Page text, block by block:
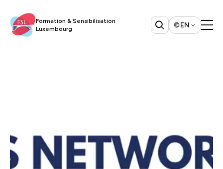
Formation & Sensibilisation
Luxembourg​​​​‌ ‍ ​‍​‍‌‍ ‌ ​‍‌‍‍‌‌‍‌ ‌‍‍‌‌‍ ‍​‍​‍​ ‍‍​‍​‍‌ ​ ‌‍​‌‌‍ ‍‌‍‍‌‌ ‌​‌ ‍‌​‍ ‍‌‍‍‌‌‍ ​‍​‍​‍ ​​‍​‍‌‍‍​‌ ​‍‌‍‌‌‌‍‌‍​‍​‍​ ‍‍​‍​‍​‍ ‌ ​ ‌ ‌​‌ ‌‌‌‍‌​‌‍‍‌‌‍ ​‍ ‌‍‍‌‌‍ ‍‌ ‌​‌‍‌‌‌‍ ‍‌ ‌​​‍ ‌‍‌‌‌‍‌​‌‍‍‌‌ ‌​​‍ ‌‍ ‌‌‍ ‌‍‌​‌‍‌‌​ ‌‌ ​​‌ ​‍‌‍‌‌‌ ​ ‌‍‌‌‌‍ ‍‌ ‌​‌‍​‌‌ ‌​‌‍‍‌‌‍ ‌‍ ‍​ ‍ ‌‍‍‌‌‍‌​​ ‌‌ ​ ‌‍‍‌‌ ‌​‌‍‌‌‌‌​ ‌‍‌‌‌ ‌​‌ ‌​‌‍‍‌‌‍ ‍‌‍‌ ‌ ​ ​ ‍ ‌ ‌​‌ ‍‌‌ ​​‌‍‌‌​ ‌‌ ​ ‌‍‍‌‌ ‌​‌‍‌‌‌‌​ ‌‍‌‌‌ ‌​‌ ‌​‌‍‍‌‌‍ ‍‌‍‌ ‌ ​ ​ ‍ ‌ ​​‌‍​‌‌ ‌​‌‍‍​​ ‌‌‍​‍‌ ​‍‌‍​‌‌‍ ‍‌‍‌​‌‍‍‌‌‍ ‍‌‍‌ ​‍ ‍‌‍​‍‌ ​‍‌‍​‌‌‍ ‍‌‍‌​‌​ ‍‌‍​‌‌‍ ‌‌‍‌‌​ ‌‍​‍‌‍​‌‌ ​ ‌‍‌‌‌‌‌‌‌ ​‍‌‍ ​​ ‌​‍‌‌​ ​‍‌​‌‍‌ ​ ‌ ‌​‌ ‌‌‌‍‌​‌‍‍‌‌‍ ​‍‌‍‌‍‍‌‌‍‌​​ ‌‌ ​ ‌‍‍‌‌ ‌​‌‍‌‌‌‌​ ‌‍‌‌‌ ‌​‌ ‌​‌‍‍‌‌‍ ‍‌‍‌ ‌ ​ ​‍‌‍‌ ‌​‌ ‍‌‌ ​​‌‍‌‌​ ‌‌ ​ ‌‍‍‌‌ ‌​‌‍‌‌‌‌​ ‌‍‌‌‌ ‌​‌ ‌​‌‍‍‌‌‍ ‍‌‍‌ ‌ ​ ​‍‌‍‌ ​​‌‍​‌‌ ‌​‌‍‍​​ ‌‌‍​‍‌ ​‍‌‍​‌‌‍ ‍‌‍‌​‌‍‍‌‌‍ ‍‌‍‌ ​‍ ‍‌‍​‍‌ ​‍‌‍​‌‌‍ ‍‌‍‌​‌​ ‍‌‍​‌‌‍ ‌‌‍‌‌​‍‌‍‌ ​​‌‍‌‌‌ ​‍‌ ​ ‌ ​​‌‍‌‌‌‍​ ‌ ‌​‌‍‍‌‌ ‌‍‌‍‌‌​ ‌‌ ​​‌ ‌‌‌‍​‍‌‍ ​‌‍‍‌‌ ​ ‌‍‍​‌‍‌‌‌‍‌​​‍​‍‌ ‌
EN